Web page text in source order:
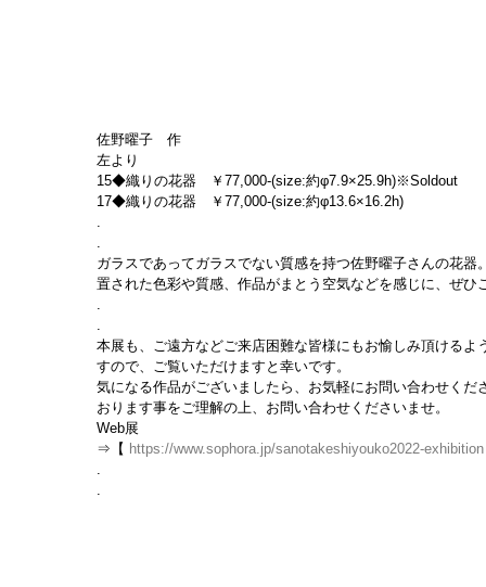
佐野曜子　作
左より
15◆織りの花器　￥77,000-(size:約φ7.9×25.9h)※Soldout
17◆織りの花器　￥77,000-(size:約φ13.6×16.2h)
.
.
ガラスであってガラスでない質感を持つ佐野曜子さんの花
置された色彩や質感、作品がまとう空気などを感じに、ぜひ
.
.
本展も、ご遠方などご来店困難な皆様にもお愉しみ頂ける
すので、ご覧いただけますと幸いです。
気になる作品がございましたら、お気軽にお問い合わせく
おります事をご理解の上、お問い合わせくださいませ。
Web展
⇒【 https://www.sophora.jp/sanotakeshiyouko2022-exhibition
.
.